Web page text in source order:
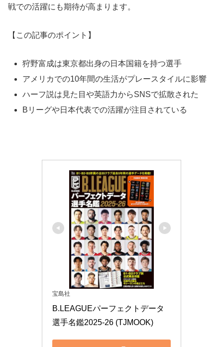
戦での活躍にも期待が高まります。
【この記事のポイント】
狩野富成は東京都出身の日本国籍を持つ選手
アメリカでの10年間の生活がプレースタイルに影響
ハーフ説は見た目や英語力からSNSで拡散された
Bリーグや日本代表での活躍が注目されている
宝島社
B.LEAGUEパーフェクトデータ
選手名鑑2025-26 (TJMOOK)